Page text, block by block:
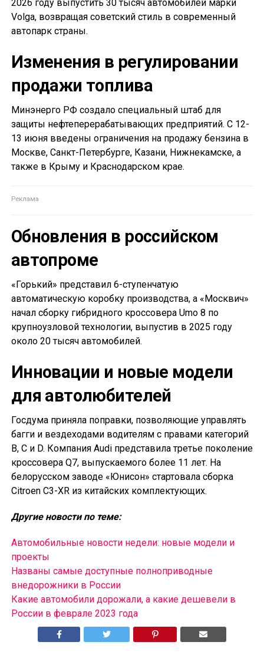
2026 году выпустить 30 тысяч автомобилей марки
Volga, возвращая советский стиль в современный
автопарк страны.
Изменения в регулировании
продажи топлива
Минэнерго РФ создало специальный штаб для
защиты нефтеперерабатывающих предприятий. С 12-
13 июня введены ограничения на продажу бензина в
Москве, Санкт-Петербурге, Казани, Нижнекамске, а
также в Крыму и Краснодарском крае.
Обновления в российском
автопроме
«Горький» представил 6-ступенчатую
автоматическую коробку производства, а «Москвич»
начал сборку гибридного кроссовера Umo 8 по
крупноузловой технологии, выпустив в 2025 году
около 20 тысяч автомобилей.
Инновации и новые модели
для автолюбителей
Госдума приняла поправки, позволяющие управлять
багги и вездеходами водителям с правами категорий
B, C и D. Компания Audi представила третье поколение
кроссовера Q7, выпускаемого более 11 лет. На
белорусском заводе «Юнисон» стартовала сборка
Citroen C3-XR из китайских комплектующих.
Другие новости по теме:
Автомобильные новости недели: новые модели и
проекты
Названы самые доступные полноприводные
внедорожники в России
Какие автомобили дорожали, а какие дешевели в
России в феврале 2023 года